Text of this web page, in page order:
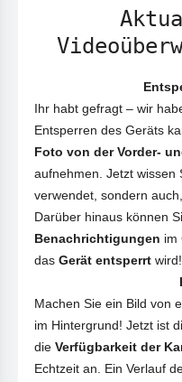
Ihr habt gefragt – wir
Entsperren des Geräts
Foto von der Vorder-
aufnehmen. Jetzt wissen
verwendet, sondern
Darüber hinaus können
Benachrichtigungen im
das Gerät entsperrt wird!
Machen Sie ein Bild von
im Hintergrund! Jetzt ist
die Verfügbarkeit der
Echtzeit an. Ein Verlauf